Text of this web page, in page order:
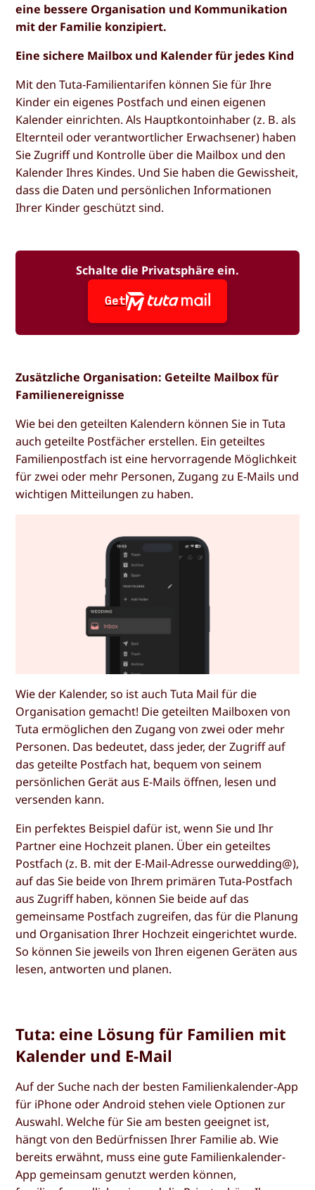
eine bessere Organisation und Kommunikation
mit der Familie konzipiert.
Eine sichere Mailbox und Kalender für jedes Kind
Mit den Tuta-Familientarifen können Sie für Ihre
Kinder ein eigenes Postfach und einen eigenen
Kalender einrichten. Als Hauptkontoinhaber (z. B. als
Elternteil oder verantwortlicher Erwachsener) haben
Sie Zugriff und Kontrolle über die Mailbox und den
Kalender Ihres Kindes. Und Sie haben die Gewissheit,
dass die Daten und persönlichen Informationen
Ihrer Kinder geschützt sind.
Schalte die Privatsphäre ein.
Get
Zusätzliche Organisation: Geteilte Mailbox für
Familienereignisse
Wie bei den geteilten Kalendern können Sie in Tuta
auch geteilte Postfächer erstellen. Ein geteiltes
Familienpostfach ist eine hervorragende Möglichkeit
für zwei oder mehr Personen, Zugang zu E-Mails und
wichtigen Mitteilungen zu haben.
Wie der Kalender, so ist auch Tuta Mail für die
Organisation gemacht! Die geteilten Mailboxen von
Tuta ermöglichen den Zugang von zwei oder mehr
Personen. Das bedeutet, dass jeder, der Zugriff auf
das geteilte Postfach hat, bequem von seinem
persönlichen Gerät aus E-Mails öffnen, lesen und
versenden kann.
Ein perfektes Beispiel dafür ist, wenn Sie und Ihr
Partner eine Hochzeit planen. Über ein geteiltes
Postfach (z. B. mit der E-Mail-Adresse ourwedding@),
auf das Sie beide von Ihrem primären Tuta-Postfach
aus Zugriff haben, können Sie beide auf das
gemeinsame Postfach zugreifen, das für die Planung
und Organisation Ihrer Hochzeit eingerichtet wurde.
So können Sie jeweils von Ihren eigenen Geräten aus
lesen, antworten und planen.
Tuta: eine Lösung für Familien mit
Kalender und E-Mail
Auf der Suche nach der besten Familienkalender-App
für iPhone oder Android stehen viele Optionen zur
Auswahl. Welche für Sie am besten geeignet ist,
hängt von den Bedürfnissen Ihrer Familie ab. Wie
bereits erwähnt, muss eine gute Familienkalender-
App gemeinsam genutzt werden können,